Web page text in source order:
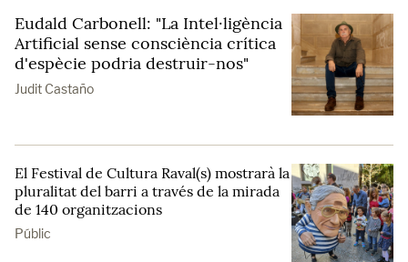
Eudald Carbonell: "La Intel·ligència
Artificial sense consciència crítica
d'espècie podria destruir-nos"
Judit Castaño
El Festival de Cultura Raval(s) mostrarà la
pluralitat del barri a través de la mirada
de 140 organitzacions
Públic